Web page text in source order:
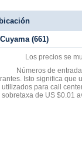
Cuyama (661)
Los precios se
Números de
Isto significa que
utilizados para call
sobretaxa de US $0.01